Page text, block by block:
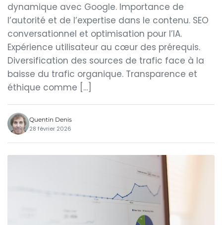
dynamique avec Google. Importance de
l’autorité et de l’expertise dans le contenu. SEO
conversationnel et optimisation pour l’IA.
Expérience utilisateur au cœur des prérequis.
Diversification des sources de trafic face à la
baisse du trafic organique. Transparence et
éthique comme […]
Quentin Denis
28 février 2026